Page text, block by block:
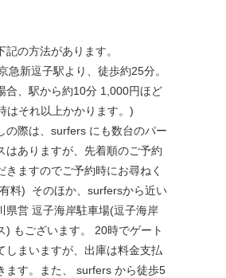
記の方法があります。
急新逗子駅より、徒歩約25分。
合、駅から約10分 1,000円ほど
はそれ以上かかります。)
の際は、 surfers にも数台のパー
はありますが、先着順のご予約
きますのでご予約時にお尋ねく
料) そのほか、 surfersから近い
県営 逗子海岸駐車場(逗子海岸
) もございます。 20時でゲート
しまいますが、出庫は料金支払
ます。また、 surfers から徒歩5